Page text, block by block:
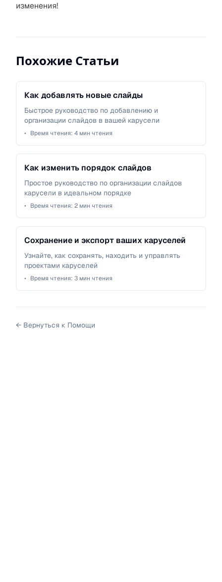
изменения!
Похожие Статьи
Как добавлять новые слайды
Быстрое руководство по добавлению и
организации слайдов в вашей карусели
• Время чтения: 4 мин чтения
Как изменить порядок слайдов
Простое руководство по организации слайдов
карусели в идеальном порядке
• Время чтения: 2 мин чтения
Сохранение и экспорт ваших каруселей
Узнайте, как сохранять, находить и управлять
проектами каруселей
• Время чтения: 3 мин чтения
← Вернуться к Помощи